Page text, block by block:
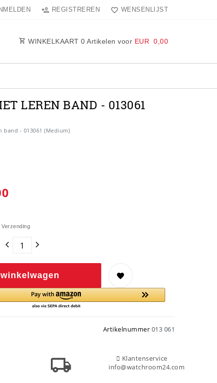
REGISTREREN WENSENLIJST
WINKELKAART 0 Artikelen voor EUR 0,00
LEREN BAND - 013061
band - 013061 (Medium)
Verzending
Artikelnummer 013 061
Klantenservice
info@watchroom24.com